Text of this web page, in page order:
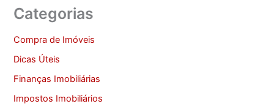
Categorias
Compra de Imóveis
Dicas Úteis
Finanças Imobiliárias
Impostos Imobiliários